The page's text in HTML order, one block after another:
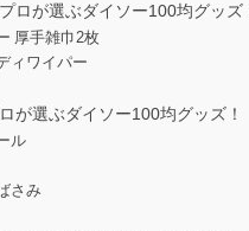
ロが選ぶダイソー100均グッズ
厚手雑巾2枚
ィワイパー
が選ぶダイソー100均グッズ！
ル
さみ